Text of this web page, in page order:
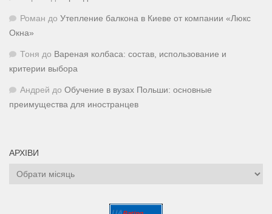
Роман до Утепление балкона в Киеве от компании «Люкс
Окна»
Тоня до Вареная колбаса: состав, использование и
критерии выбора
Андрей до Обучение в вузах Польши: основные
преимущества для иностранцев
АРХІВИ
Архіви